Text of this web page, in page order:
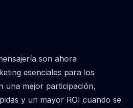
son ahora
esenciales para los
una mejor participación,
y un mayor ROI cuando se